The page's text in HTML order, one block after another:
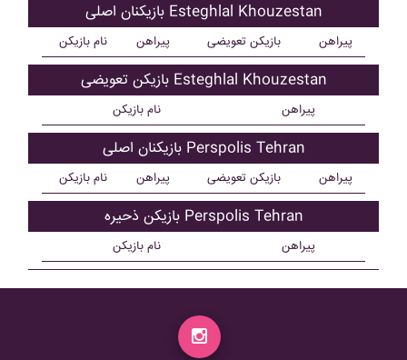
بازیکنان اصلی Esteghlal Khouzestan
نام بازیکن پیراهن بازیکن تعویضی پیراهن
بازیکن تعویضی Esteghlal Khouzestan
نام بازیکن پیراهن
بازیکنان اصلی Perspolis Tehran
نام بازیکن پیراهن بازیکن تعویضی پیراهن
بازیکن ذحیره Perspolis Tehran
نام بازیکن پیراهن